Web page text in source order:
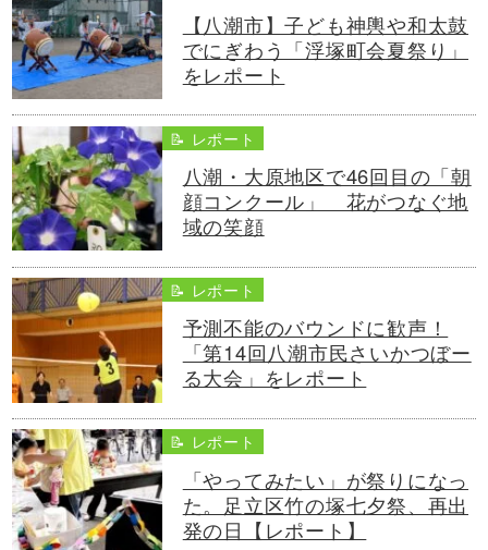
【八潮市】子ども神輿や和太鼓
でにぎわう「浮塚町会夏祭り」
をレポート
📝 レポート
八潮・大原地区で46回目の「朝
顔コンクール」 花がつなぐ地
域の笑顔
📝 レポート
予測不能のバウンドに歓声！
「第14回八潮市民さいかつぼー
る大会」をレポート
📝 レポート
「やってみたい」が祭りになっ
た。足立区竹の塚七夕祭、再出
発の日【レポート】